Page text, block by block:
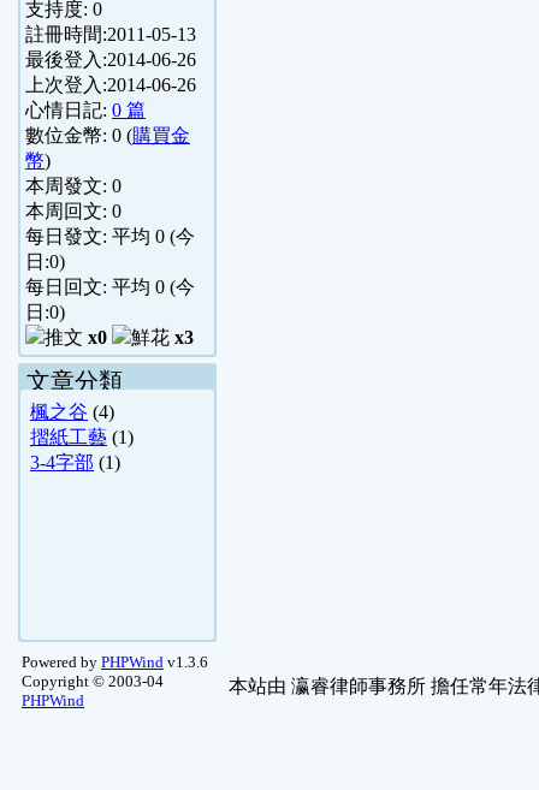
支持度: 0
註冊時間:2011-05-13
最後登入:2014-06-26
上次登入:2014-06-26
心情日記: 0 篇
數位金幣: 0 (購買金
幣)
本周發文: 0
本周回文: 0
每日發文: 平均 0 (今
日:0)
每日回文: 平均 0 (今
日:0)
x0
x3
文章分類
楓之谷 (4)
摺紙工藝 (1)
3-4字部 (1)
Powered by PHPWind v1.3.6
Copyright © 2003-04
PHPWind
本站由 瀛睿律師事務所 擔任常年法